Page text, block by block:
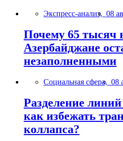
Экспресс-анализ, 08
Почему 65 тысяч
Азербайджане
незаполненными
Социальная сфера, 08
Разделение
как избежать
коллапса?